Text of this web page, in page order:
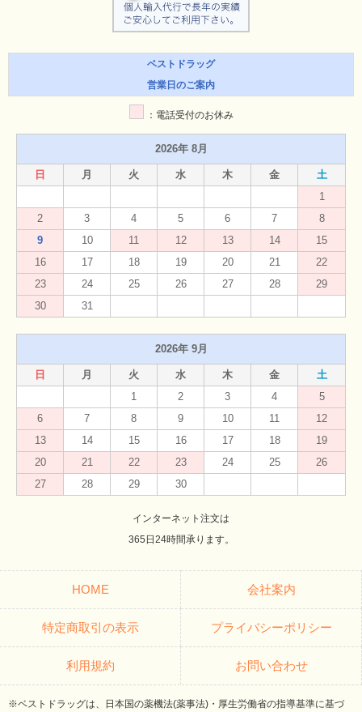
ベストドラッグ
営業日のご案内
：電話受付のお休み
2026年 8月
日 月 火 水 木 金
土
1
2
3 4 5 6 7
8
9
10 11 12 13 14
15
16
17 18 19 20 21
22
23
24 25 26 27 28
29
30
31
2026年 9月
日 月 火 水 木 金
土
1
2 3 4
5
6
7 8 9 10 11
12
13
14 15 16 17 18
19
20
21 22 23 24 25
26
27
28 29 30
インターネット注文は
365日24時間承ります。
HOME 会社案内
特定商取引の表示 プライバシーポリシー
利用規約 お問い合わせ
※ベストドラッグは、日本国の薬機法(薬事法)・厚生労働省の指導基準に基づ